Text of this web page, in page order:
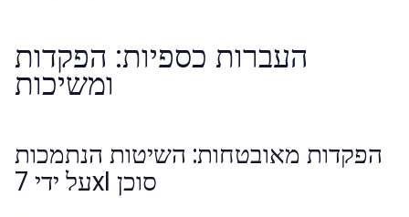
העברות כספיות: הפקדות
ומשיכות
הפקדות מאובטחות: השיטות הנתמכות
על ידי 7xl סוכן